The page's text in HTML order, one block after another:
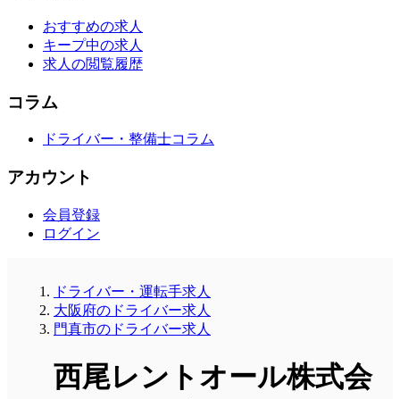
おすすめの求人
キープ中の求人
求人の閲覧履歴
コラム
ドライバー・整備士コラム
アカウント
会員登録
ログイン
ドライバー・運転手求人
大阪府のドライバー求人
門真市のドライバー求人
西尾レントオール株式会